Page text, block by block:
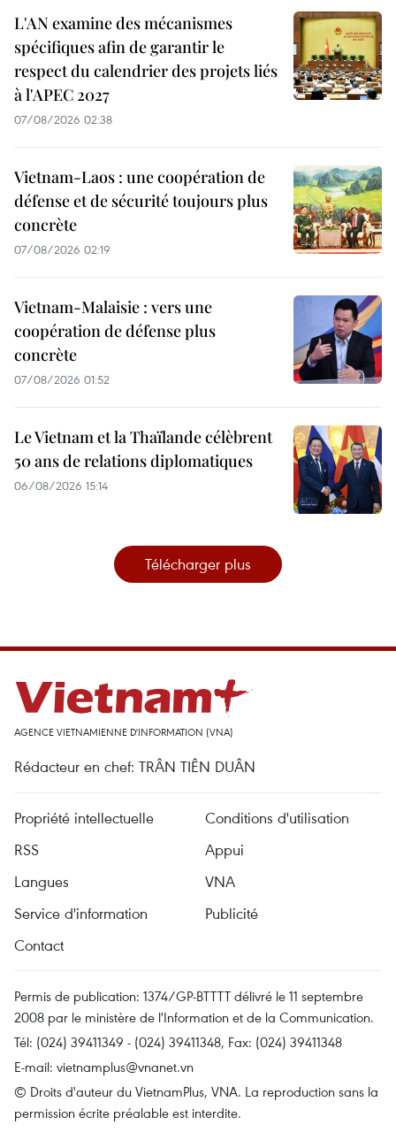
L'AN examine des mécanismes
spécifiques afin de garantir le
respect du calendrier des projets liés
à l'APEC 2027
07/08/2026 02:38
Vietnam-Laos : une coopération de
défense et de sécurité toujours plus
concrète
07/08/2026 02:19
Vietnam-Malaisie : vers une
coopération de défense plus
concrète
07/08/2026 01:52
Le Vietnam et la Thaïlande célèbrent
50 ans de relations diplomatiques
06/08/2026 15:14
Télécharger plus
AGENCE VIETNAMIENNE D'INFORMATION (VNA)
Rédacteur en chef: TRÂN TIÊN DUÂN
Propriété intellectuelle
Conditions d'utilisation
RSS
Appui
Langues
VNA
Service d'information
Publicité
Contact
Permis de publication: 1374/GP-BTTTT délivré le 11 septembre
2008 par le ministère de l'Information et de la Communication.
Tél: (024) 39411349 - (024) 39411348, Fax: (024) 39411348
E-mail: vietnamplus@vnanet.vn
© Droits d'auteur du VietnamPlus, VNA. La reproduction sans la
permission écrite préalable est interdite.